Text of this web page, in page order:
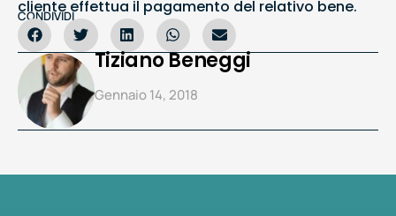
cliente effettua il pagamento del relativo bene.
CONDIVIDI
Tiziano Beneggi
Gennaio 14, 2018